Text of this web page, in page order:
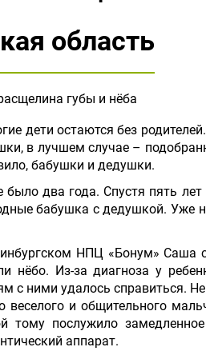
область
губы и нёба
дети остаются без
в лучшем случае –
бабушки и дедушки.
два года. Спустя пять
бабушка с дедушкой. Уже
НПЦ «Бонум» Саша
нёбо. Из-за диагноза у
с ними удалось справиться.
веселого и общительного
тому послужило
аппарат.